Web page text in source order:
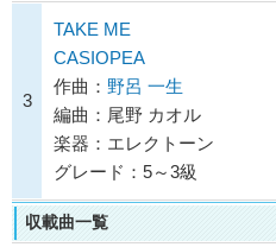
3
TAKE ME
CASIOPEA
作曲： 野呂 一生
編曲：尾野 カオル
楽器：エレクトーン
グレード：5～3級
収載曲一覧